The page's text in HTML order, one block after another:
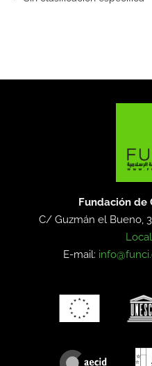
Fundación de
C/ Guzmán el Bueno,
E-mail: